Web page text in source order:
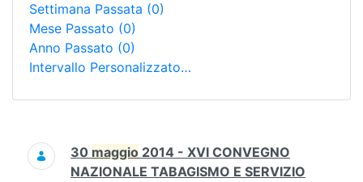
Settimana Passata (0)
Mese Passato (0)
Anno Passato (0)
Intervallo Personalizzato…
Ricerca
30 maggio 2014 - XVI CONVEGNO
NAZIONALE TABAGISMO E SERVIZIO